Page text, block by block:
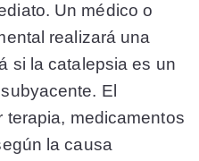
Un médico o
realizará una
si la catalepsia es un
El
terapia, medicamentos
la causa